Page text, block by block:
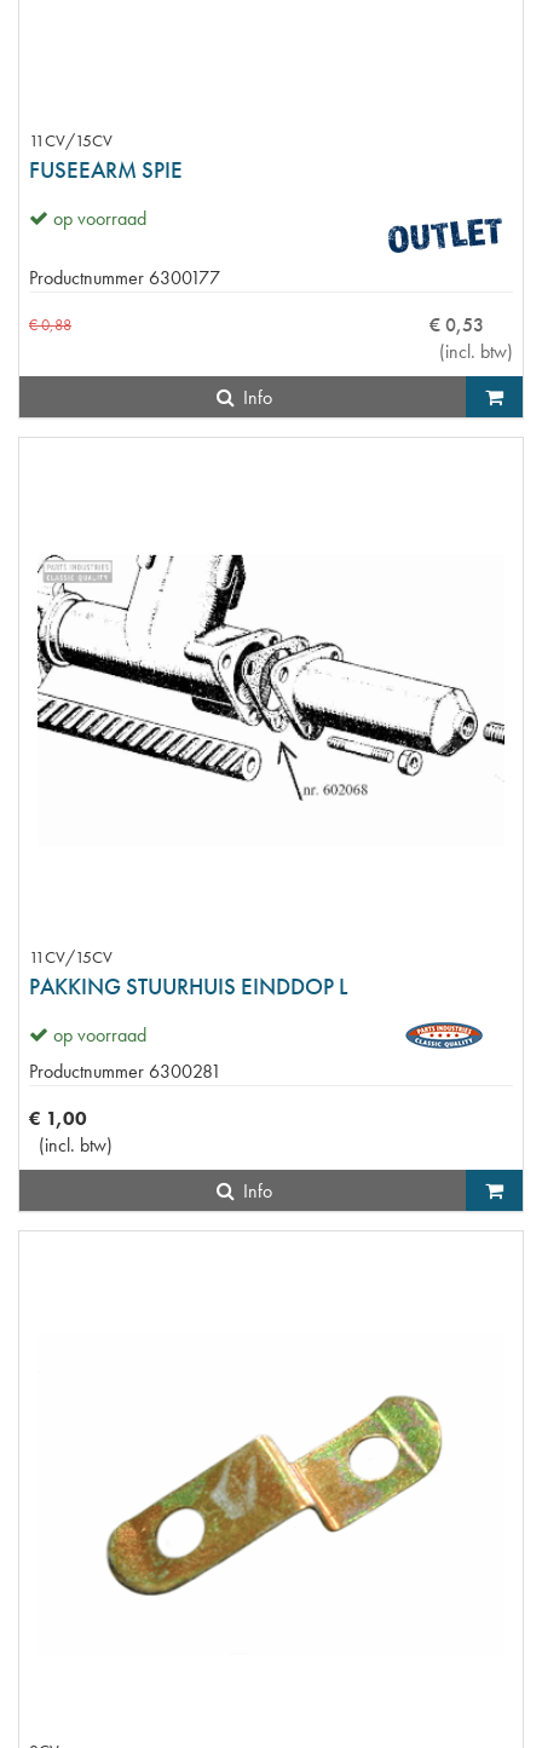
11CV/15CV
FUSEEARM SPIE
op voorraad
Productnummer 6300177
€0,88 €0,53
(incl. btw)
Info
11CV/15CV
PAKKING STUURHUIS EINDDOP L
op voorraad
Productnummer 6300281
€ 1,00
(incl. btw)
Info